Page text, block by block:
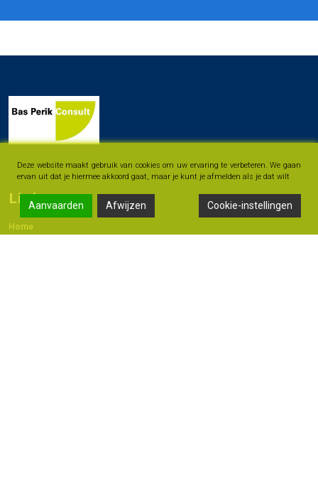
Links
Home
Deze website maakt gebruik van cookies om uw ervaring te verbeteren. We gaan
ervan uit dat je hiermee akkoord gaat, maar je kunt je afmelden als je dat wilt
Aanvaarden Afwijzen Cookie-instellingen